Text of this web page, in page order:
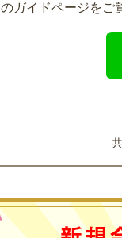
のガイドページをご